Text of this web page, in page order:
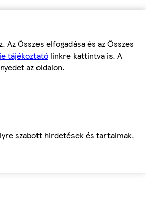
Összes elfogadása és az Összes
tájékoztató linkre kattintva is. A
az oldalon.
szabott hirdetések és tartalmak,